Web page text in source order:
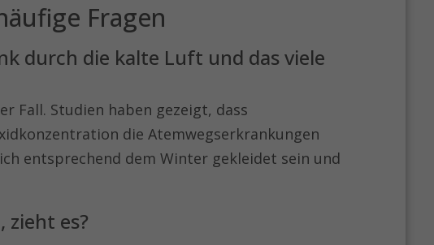
Fragen
durch die kalte Luft und das viele
Fall. Studien haben gezeigt, dass
die Atemwegserkrankungen
entsprechend dem Winter gekleidet sein und
es?